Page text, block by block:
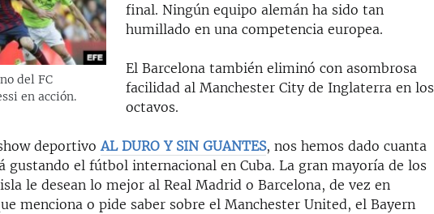
del FC
en acción.
final. Ningún equipo alemán ha sido tan
humillado en una competencia europea.
El Barcelona también eliminó con asombrosa
facilidad al Manchester City de Inglaterra en los
octavos.
deportivoAL DURO Y SIN GUANTES, nos hemos dado cuanta
gustando el fútbol internacional en Cuba. La gran mayoría de los
le desean lo mejor al Real Madrid o Barcelona, de vez en
menciona o pide saber sobre el Manchester United, el Bayern